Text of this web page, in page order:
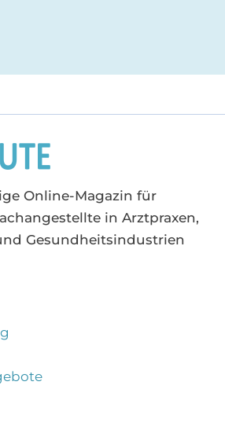
Online-Magazin für
in Arztpraxen,
Gesundheitsindustrien